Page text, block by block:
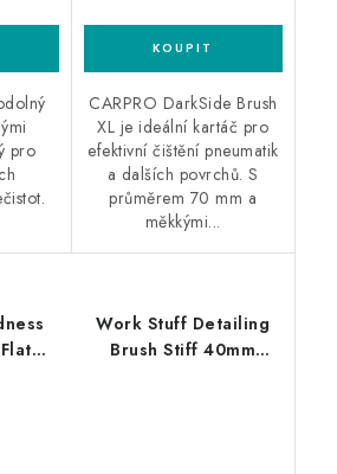
pro
CARPRO DarkSide Brush
XL je ideální kartáč pro
efektivní čištění pneumatik
a dalších povrchů. S
průměrem 70 mm a
měkkými...
Work Stuff Detailing
Brush Stiff 40mm